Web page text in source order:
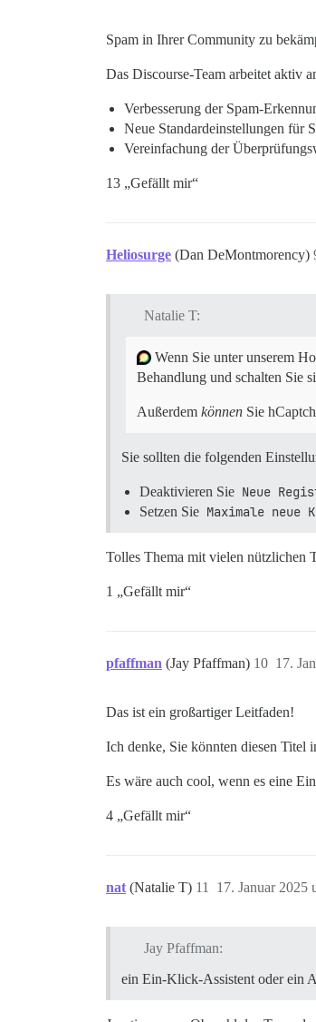
Spam in Ihrer Community zu
Das Discourse-Team arbeitet aktiv
Verbesserung der Spam-
Neue Standardeinstellungen für
Vereinfachung der
13 „Gefällt mir“
Heliosurge (Dan DeMontmorency)
Natalie T:
Wenn Sie unter unserem
Behandlung und schalten Sie
Außerdem können Sie
Sie sollten die folgenden
Deaktivieren Sie Neue
Setzen Sie Maximale neue
Tolles Thema mit vielen nützlichen
1 „Gefällt mir“
pfaffman (Jay Pfaffman) 17.
10
Das ist ein großartiger Leitfaden!
Ich denke, Sie könnten diesen Titel
Es wäre auch cool, wenn es eine
4 „Gefällt mir“
nat (Natalie T) 17. Januar 2025
11
Jay Pfaffman:
ein Ein-Klick-Assistent oder ein